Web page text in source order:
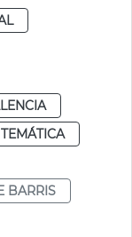
BARRIS